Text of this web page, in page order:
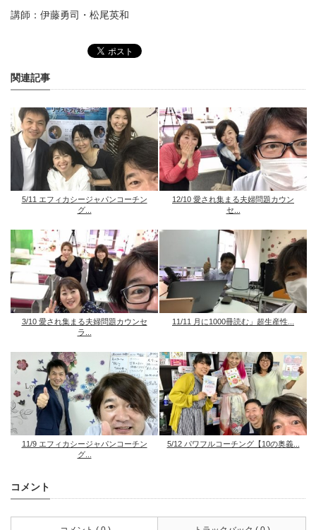
講師：伊藤勇司・松尾英和
関連記事
5/11 エフィカシージャパンコーチン
グ...
12/10 愛され集まる夫婦問題カウン
セ...
3/10 愛され集まる夫婦問題カウンセ
ラ...
11/11 月に1000冊読む」超生産性...
11/9 エフィカシージャパンコーチン
グ...
5/12 パワフルコーチング【10の奥義...
コメント